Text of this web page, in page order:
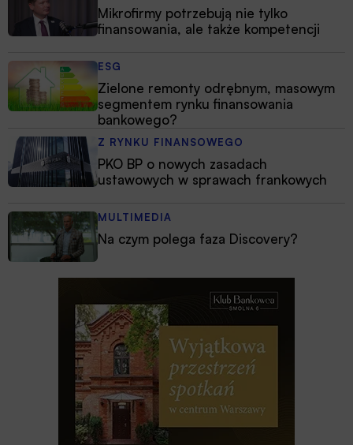
Mikrofirmy potrzebują nie tylko
finansowania, ale także kompetencji
ESG
Zielone remonty odrębnym, masowym
segmentem rynku finansowania
bankowego?
Z RYNKU FINANSOWEGO
PKO BP o nowych zasadach
ustawowych w sprawach frankowych
MULTIMEDIA
Na czym polega faza Discovery?